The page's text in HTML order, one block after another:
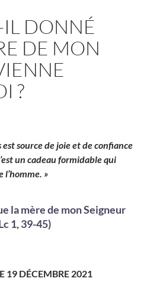
IL DONNÉ
DE MON
?
est source de joie et de confiance
un cadeau formidable qui
»
la mère de mon Seigneur
1, 39-45)
19 DÉCEMBRE 2021